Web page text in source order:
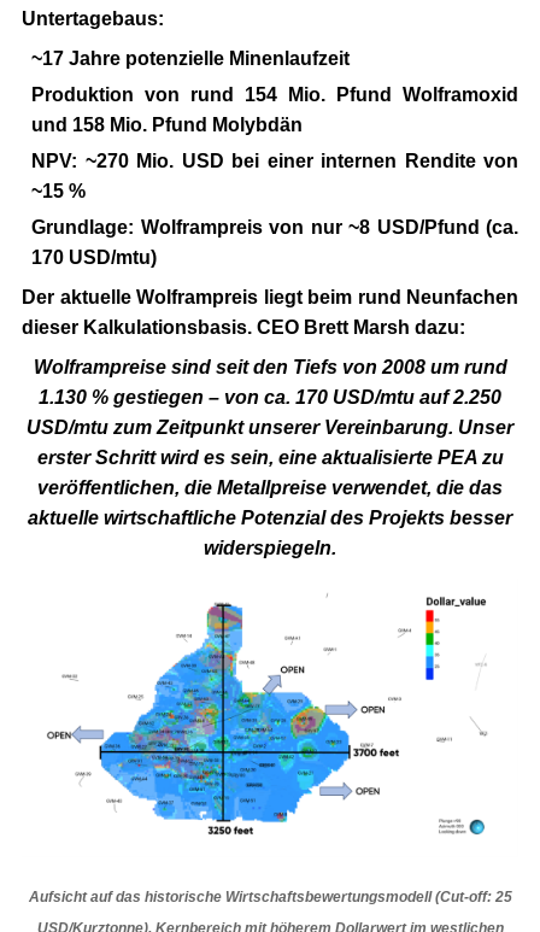
Untertagebaus:
~17 Jahre potenzielle Minenlaufzeit
Produktion von rund 154 Mio. Pfund Wolframoxid
und 158 Mio. Pfund Molybdän
NPV: ~270 Mio. USD bei einer internen Rendite von
~15 %
Grundlage: Wolframpreis von nur ~8 USD/Pfund (ca.
170 USD/mtu)
Der aktuelle Wolframpreis liegt beim rund Neunfachen
dieser Kalkulationsbasis. CEO Brett Marsh dazu:
Wolframpreise sind seit den Tiefs von 2008 um rund
1.130 % gestiegen – von ca. 170 USD/mtu auf 2.250
USD/mtu zum Zeitpunkt unserer Vereinbarung. Unser
erster Schritt wird es sein, eine aktualisierte PEA zu
veröffentlichen, die Metallpreise verwendet, die das
aktuelle wirtschaftliche Potenzial des Projekts besser
widerspiegeln.
Aufsicht auf das historische Wirtschaftsbewertungsmodell (Cut-off: 25